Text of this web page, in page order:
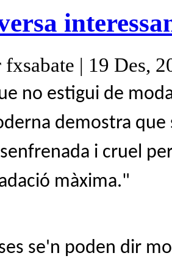
| 19 Des,
no estigui de
demostra
i cruel
màxima."
se'n poden dir